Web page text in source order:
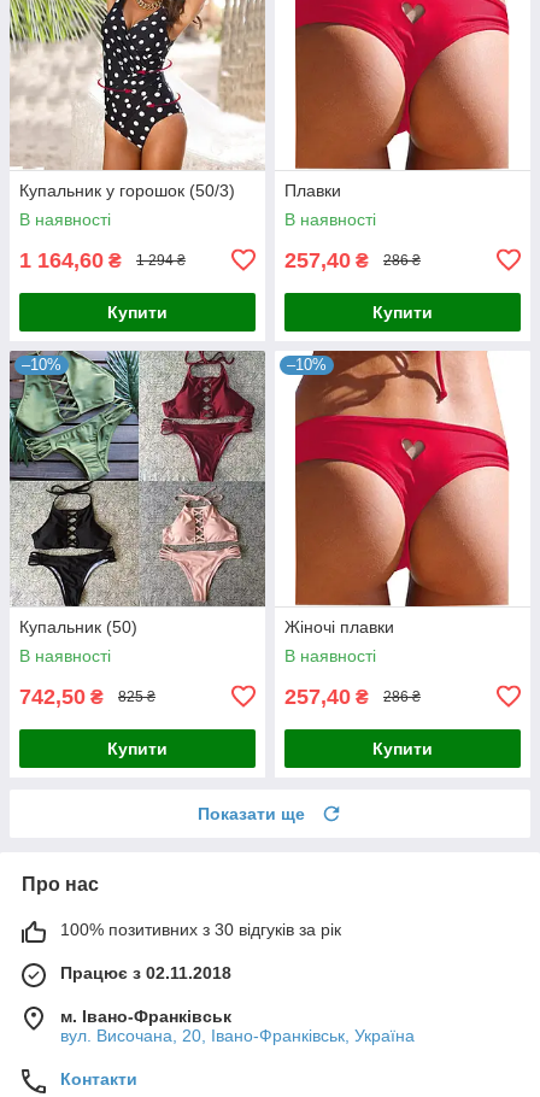
Купальник у горошок (50/3)
В наявності
1 164,60 ₴ 1 294 ₴
Купити
Плавки
В наявності
257,40 ₴ 286 ₴
Купити
–10%
Купальник (50)
В наявності
742,50 ₴ 825 ₴
Купити
–10%
Жіночі плавки
В наявності
257,40 ₴ 286 ₴
Купити
Показати ще
Про нас
100% позитивних з 30 відгуків за рік
Працює з 02.11.2018
м. Івано-Франківськ
вул. Височана, 20, Івано-Франківськ, Україна
Контакти